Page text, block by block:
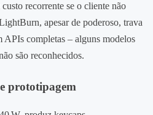
recorrente se o cliente não
apesar de poderoso, trava
APIs completas – alguns modelos
são reconhecidos.
prototipagem